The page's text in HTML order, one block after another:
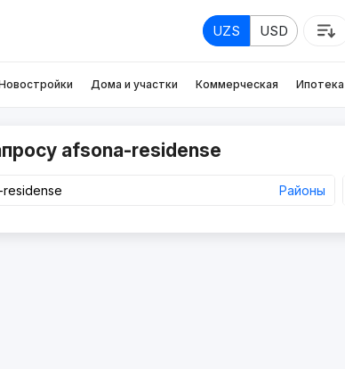
UZS USD
Дома и участки Коммерческая Ипотека
afsona-residense
Районы